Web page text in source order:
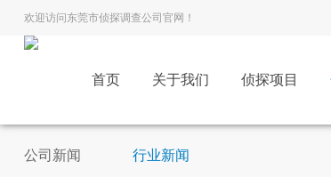
欢迎访问东莞市侦探调查公司官网！
首页 关于我们 侦探项目
公司新闻 行业新闻